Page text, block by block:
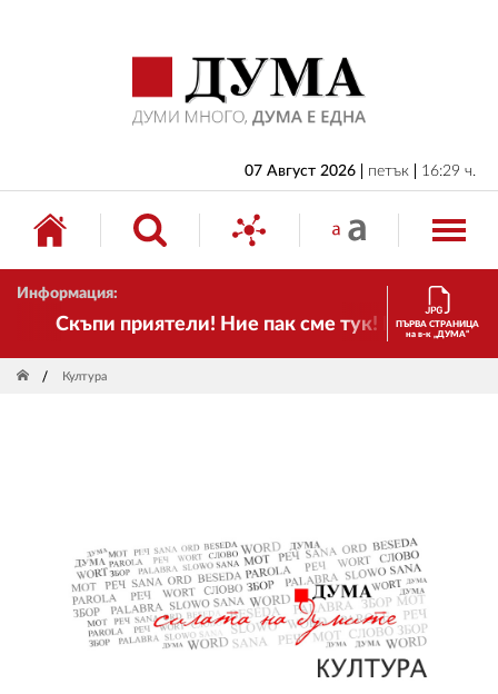
07 Август 2026 петък 16:29 ч.
Информация:
Скъпи приятели! Ние пак сме тук! Времето се
ПЪРВА СТРАНИЦА
на в-к „ДУМА“
Култура
БЪЛГАРИЯ
ИКОНОМИКА
ИЗБОРИ
СВЯТ
ЗА НАС
АВТОРИ
РЕДАКЦИЯ